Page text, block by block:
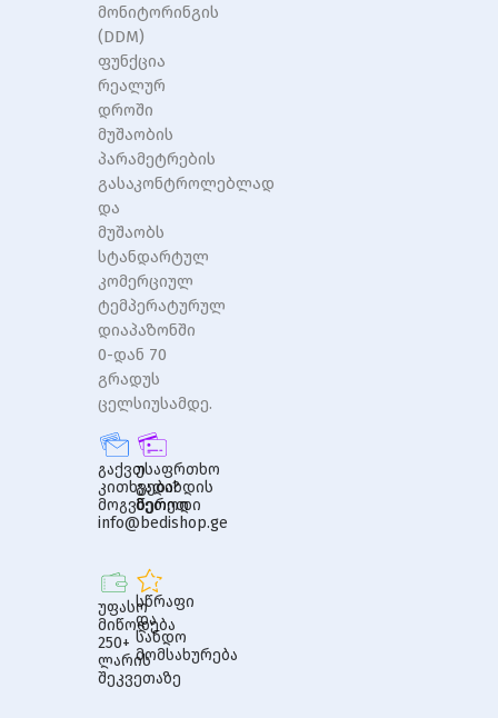
მონიტორინგის
(DDM)
ფუნქცია
რეალურ
დროში
მუშაობის
პარამეტრების
გასაკონტროლებლად
და
მუშაობს
სტანდარტულ
კომერციულ
ტემპერატურულ
დიაპაზონში
0-დან 70
გრადუს
ცელსიუსამდე.
გაქვთ
კითხვები?
მოგვწერეთ
info@bedishop.ge
უსაფრთხო
გადახდის
მეთოდი
უფასო
მიწოდება
250+
ლარის
შეკვეთაზე
სწრაფი
და
სანდო
მომსახურება